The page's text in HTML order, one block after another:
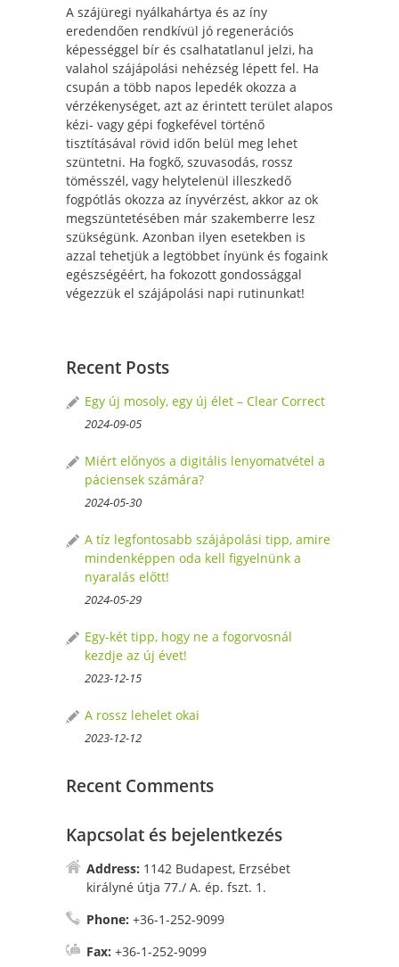
A szájüregi nyálkahártya és az íny
eredendően rendkívül jó regenerációs
képességgel bír és csalhatatlanul jelzi, ha
valahol szájápolási nehézség lépett fel. Ha
csupán a több napos lepedék okozza a
vérzékenységet, azt az érintett terület alapos
kézi- vagy gépi fogkefével történő
tisztításával rövid időn belül meg lehet
szüntetni. Ha fogkő, szuvasodás, rossz
tömésszél, vagy helytelenül illeszkedő
fogpótlás okozza az ínyvérzést, akkor az ok
megszüntetésében már szakemberre lesz
szükségünk. Azonban ilyen esetekben is
azzal tehetjük a legtöbbet ínyünk és fogaink
egészségéért, ha fokozott gondossággal
végezzük el szájápolási napi rutinunkat!
Recent Posts
Egy új mosoly, egy új élet – Clear Correct
2024-09-05
Miért előnyös a digitális lenyomatvétel a
páciensek számára?
2024-05-30
A tíz legfontosabb szájápolási tipp, amire
mindenképpen oda kell figyelnünk a
nyaralás előtt!
2024-05-29
Egy-két tipp, hogy ne a fogorvosnál
kezdje az új évet!
2023-12-15
A rossz lehelet okai
2023-12-12
Recent Comments
Kapcsolat és bejelentkezés
Address: 1142 Budapest, Erzsébet
királyné útja 77./ A. ép. fszt. 1.
Phone: +36-1-252-9099
Fax: +36-1-252-9099